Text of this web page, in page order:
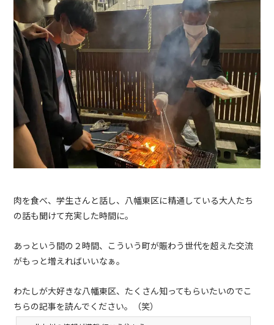
肉を食べ、学生さんと話し、八幡東区に精通している大人たち
の話も聞けて充実した時間に。
あっという間の２時間、こういう町が賑わう世代を超えた交流
がもっと増えればいいなぁ。
わたしが大好きな八幡東区、たくさん知ってもらいたいのでこ
ちらの記事を読んでください。（笑）